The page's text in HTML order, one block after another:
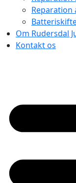
Reparation
Om Rudersdal
Kontakt os